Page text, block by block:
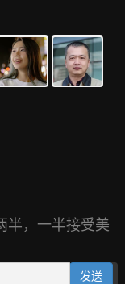
半，一半接受美
发送